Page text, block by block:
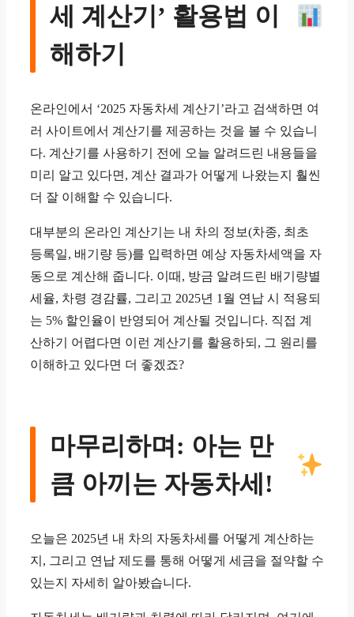
세 계산기’ 활용법 이
해하기
온라인에서 ‘2025 자동차세 계산기’라고 검색하면 여
러 사이트에서 계산기를 제공하는 것을 볼 수 있습니
다. 계산기를 사용하기 전에 오늘 알려드린 내용들을
미리 알고 있다면, 계산 결과가 어떻게 나왔는지 훨씬
더 잘 이해할 수 있습니다.
대부분의 온라인 계산기는 내 차의 정보(차종, 최초
등록일, 배기량 등)를 입력하면 예상 자동차세액을 자
동으로 계산해 줍니다. 이때, 방금 알려드린 배기량별
세율, 차령 경감률, 그리고 2025년 1월 연납 시 적용되
는 5% 할인율이 반영되어 계산될 것입니다. 직접 계
산하기 어렵다면 이런 계산기를 활용하되, 그 원리를
이해하고 있다면 더 좋겠죠?
마무리하며: 아는 만
큼 아끼는 자동차세!
오늘은 2025년 내 차의 자동차세를 어떻게 계산하는
지, 그리고 연납 제도를 통해 어떻게 세금을 절약할 수
있는지 자세히 알아봤습니다.